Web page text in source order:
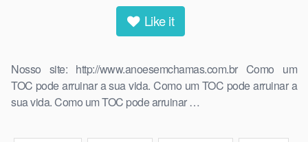
Like it
Nosso site: http://www.anoesemchamas.com.br Como um
TOC pode arruinar a sua vida. Como um TOC pode arruinar a
sua vida. Como um TOC pode arruinar …